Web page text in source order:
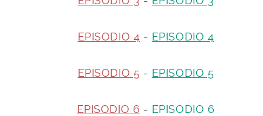
EPISODIO 4 - EPISODIO 4
EPISODIO 5 - EPISODIO 5
EPISODIO 6 - EPISODIO 6